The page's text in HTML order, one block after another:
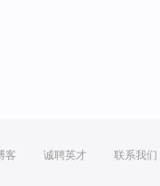
客 诚聘英才 联系我们